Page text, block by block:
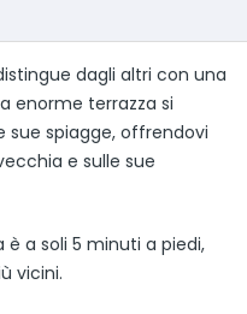
dagli altri con una
enorme terrazza si
sue spiagge, offrendovi
e sulle sue
è a soli 5 minuti a piedi,
vicini.